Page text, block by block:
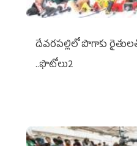
దేవరపల్లిలో పొగాకు
..ఫొటోలు2